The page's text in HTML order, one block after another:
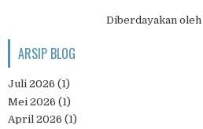
Diberdayakan oleh
ARSIP BLOG
Juli 2026 (1)
Mei 2026 (1)
April 2026 (1)